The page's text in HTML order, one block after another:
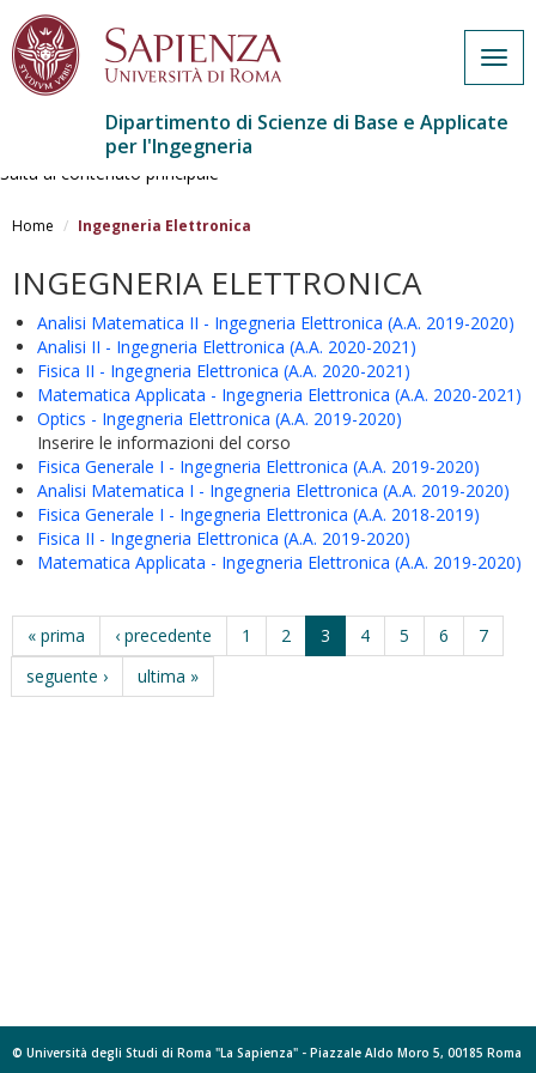
Salta al contenuto principale
Dipartimento di Scienze di Base e Applicate
per l'Ingegneria
Home Ingegneria Elettronica
INGEGNERIA ELETTRONICA
Analisi Matematica II - Ingegneria Elettronica (A.A. 2019-2020)
Analisi II - Ingegneria Elettronica (A.A. 2020-2021)
Fisica II - Ingegneria Elettronica (A.A. 2020-2021)
Matematica Applicata - Ingegneria Elettronica (A.A. 2020-2021)
Optics - Ingegneria Elettronica (A.A. 2019-2020)
Inserire le informazioni del corso
Fisica Generale I - Ingegneria Elettronica (A.A. 2019-2020)
Analisi Matematica I - Ingegneria Elettronica (A.A. 2019-2020)
Fisica Generale I - Ingegneria Elettronica (A.A. 2018-2019)
Fisica II - Ingegneria Elettronica (A.A. 2019-2020)
Matematica Applicata - Ingegneria Elettronica (A.A. 2019-2020)
« prima ‹ precedente 1 2 3 4 5 6
7
seguente ›
ultima »
© Università degli Studi di Roma "La Sapienza" - Piazzale Aldo Moro 5, 00185 Roma